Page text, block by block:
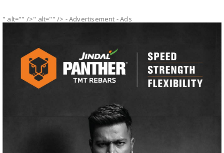
" alt="" />" alt="" /> - Advertisement -Ads